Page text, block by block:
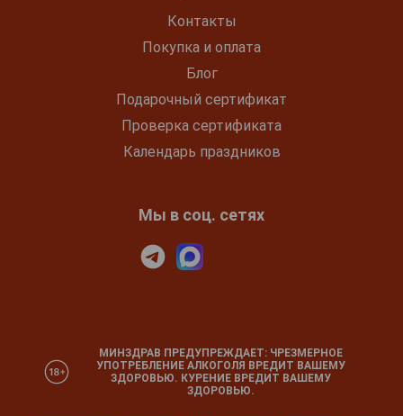
Контакты
Покупка и оплата
Блог
Подарочный сертификат
Проверка сертификата
Календарь праздников
Мы в соц. сетях
МИНЗДРАВ ПРЕДУПРЕЖДАЕТ: ЧРЕЗМЕРНОЕ
УПОТРЕБЛЕНИЕ АЛКОГОЛЯ ВРЕДИТ ВАШЕМУ
ЗДОРОВЬЮ. КУРЕНИЕ ВРЕДИТ ВАШЕМУ
ЗДОРОВЬЮ.